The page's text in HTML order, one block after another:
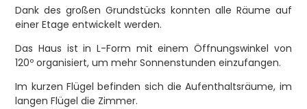
Dank des großen Grundstücks konnten alle Räume auf
einer Etage entwickelt werden.
Das Haus ist in L-Form mit einem Öffnungswinkel von
120º organisiert, um mehr Sonnenstunden einzufangen.
Im kurzen Flügel befinden sich die Aufenthaltsräume, im
langen Flügel die Zimmer.